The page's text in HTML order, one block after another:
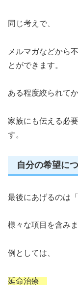
同じ考えで、
メルマガなどから
とができます。
ある程度絞られて
家族にも伝える必
す。
自分の希望に
最後にあげるのは「
様々な項目を含みま
例としては、
延命治療